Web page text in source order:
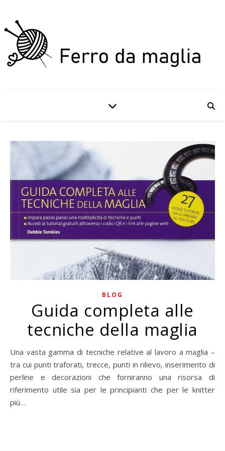
BLOG
Guida completa alle
tecniche della maglia
Una vasta gamma di tecniche relative al lavoro a maglia –
tra cui punti traforati, trecce, punti in rilievo, inserimento di
perline e decorazioni che forniranno una risorsa di
riferimento utile sia per le principianti che per le knitter
più…